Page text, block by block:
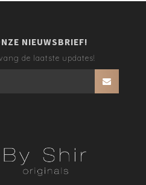
NIEUWSBRIEF!
de laatste updates!